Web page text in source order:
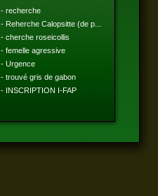
- recherche
- Reherche Calopsitte (de p...
- cherche roseicollis
- femelle agressive
- Urgence
- trouvé gris de gabon
- INSCRIPTION I-FAP